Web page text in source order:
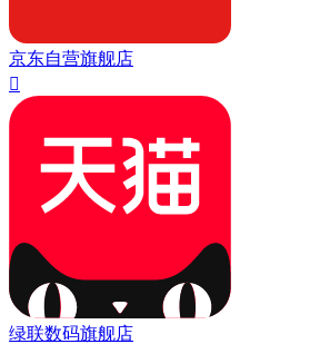
京东自营旗舰店

绿联数码旗舰店